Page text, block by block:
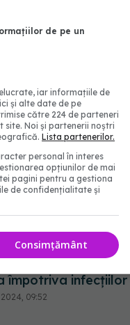
nivelul
în sânge. Care
împotriva infecțiilor
09:52
de pe un
iar informațiile de
și alte date de pe
către 224 de parteneri
site. Noi și partenerii noștri
Lista partenerilor.
personal în interes
opțiunilor de mai
pagini pentru a gestiona
de confidențialitate și
Consimțământ